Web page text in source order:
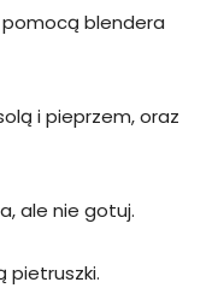
pomocą blendera
i pieprzem, oraz
ale nie gotuj.
pietruszki.